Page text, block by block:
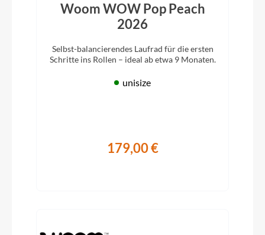
Woom WOW Pop Peach
2026
Selbst-balancierendes Laufrad für die ersten
Schritte ins Rollen – ideal ab etwa 9 Monaten.
unisize
179,00 €